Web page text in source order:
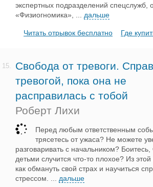
экспертных подразделений спецслужб,
«Физиогномика»,
дальше
Читать отрывок бесплатно Где
15.
Свобода от тревоги.
тревогой, пока она не
расправилась с тобой
Роберт Лихи
Перед любым ответственным
трясетесь от ужаса? Не можете
разговаривать с начальником?
детьми случится что-то плохое? Из этой
как обмануть свой страх и научиться
стрессом.
дальше